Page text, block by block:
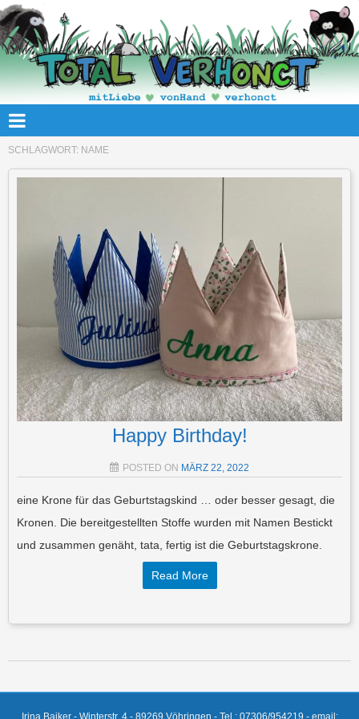
SCHLAGWORT: NAME
Happy Birthday!
POSTED ON MÄRZ 22, 2022
eine Krone für das Geburtstagskind … oder besser gesagt, die
Kronen. Die bereitgestellten Stoffe wurden mit Namen Bestickt
und zusammen genäht, tata, fertig ist die Geburtstagskrone.
Read More
Post navigation